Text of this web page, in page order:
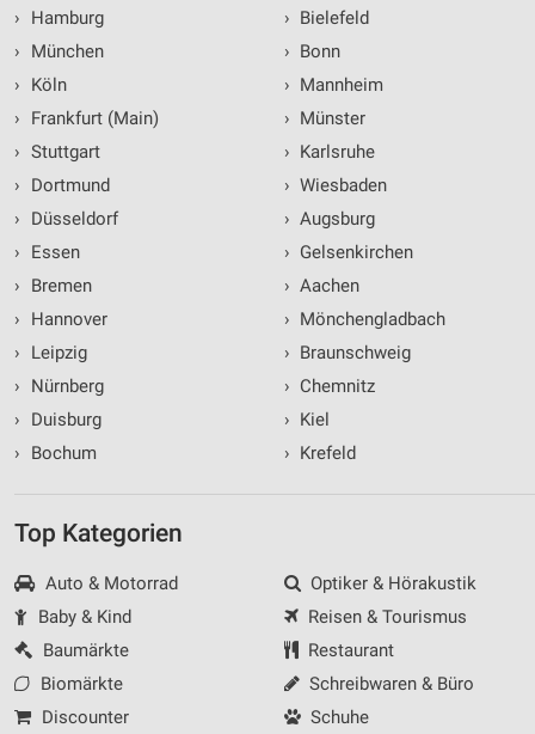
›
Hamburg
›
München
›
Köln
›
Frankfurt (Main)
› Stuttgart
›
Dortmund
›
Düsseldorf
›
Essen
›
Bremen
›
Hannover
›
Leipzig
›
Nürnberg
›
Duisburg
›
Bochum
› Bielefeld
› Bonn
› Mannheim
› Münster
› Karlsruhe
› Wiesbaden
› Augsburg
› Gelsenkirchen
› Aachen
› Mönchengladbach
› Braunschweig
› Chemnitz
› Kiel
› Krefeld
Top Kategorien
Auto & Motorrad
Baby & Kind
Baumärkte
Biomärkte
Discounter
Optiker & Hörakustik
Reisen & Tourismus
Restaurant
Schreibwaren & Büro
Schuhe